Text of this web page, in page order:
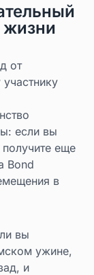
жизни
от
если вы
еще
Bond
в
вы
ужине,
и